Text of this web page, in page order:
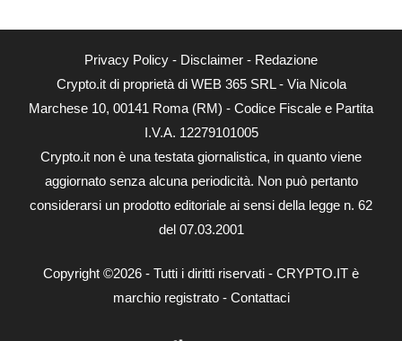
Privacy Policy - Disclaimer - Redazione
Crypto.it di proprietà di WEB 365 SRL - Via Nicola
Marchese 10, 00141 Roma (RM) - Codice Fiscale e Partita
I.V.A. 12279101005
Crypto.it non è una testata giornalistica, in quanto viene
aggiornato senza alcuna periodicità. Non può pertanto
considerarsi un prodotto editoriale ai sensi della legge n. 62
del 07.03.2001
Copyright ©2026 - Tutti i diritti riservati - CRYPTO.IT è
marchio registrato - Contattaci